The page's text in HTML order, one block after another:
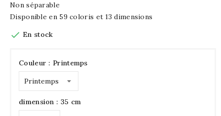
Non séparable
Disponible en 59 coloris et 13 dimensions
 En stock
Couleur : Printemps
dimension : 35 cm